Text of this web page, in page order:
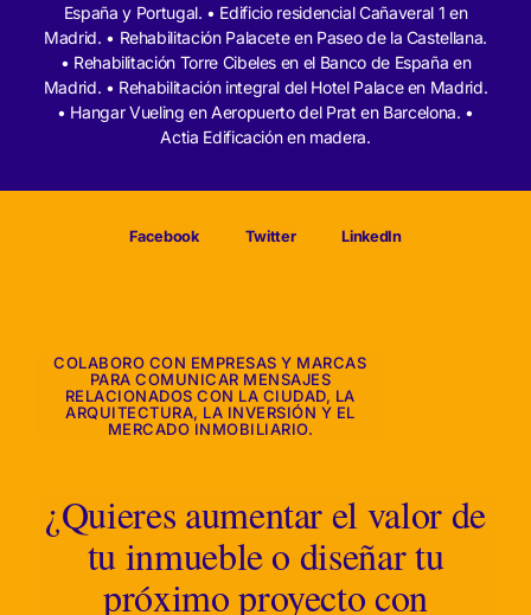
España y Portugal. • Edificio residencial Cañaveral 1 en
Madrid. • Rehabilitación Palacete en Paseo de la Castellana.
• Rehabilitación Torre Cibeles en el Banco de España en
Madrid. • Rehabilitación integral del Hotel Palace en Madrid.
• Hangar Vueling en Aeropuerto del Prat en Barcelona. •
Actia Edificación en madera.
Facebook Twitter LinkedIn
COLABORO CON EMPRESAS Y MARCAS
PARA COMUNICAR MENSAJES
RELACIONADOS CON LA CIUDAD, LA
ARQUITECTURA, LA INVERSIÓN Y EL
MERCADO INMOBILIARIO.
¿Quieres aumentar el valor de
tu inmueble o diseñar tu
próximo proyecto con